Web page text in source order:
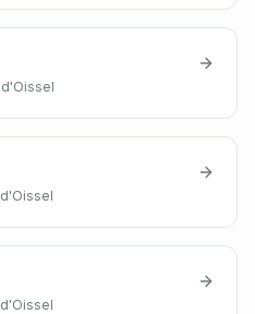
d'Oissel
d'Oissel
d'Oissel